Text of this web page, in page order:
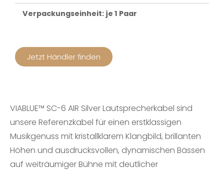
Verpackungseinheit: je 1 Paar
Jetzt Händler finden
VIABLUE™ SC-6 AIR Silver Lautsprecherkabel sind
unsere Referenzkabel für einen erstklassigen
Musikgenuss mit kristallklarem Klangbild, brillanten
Höhen und ausdrucksvollen, dynamischen Bässen
auf weiträumiger Bühne mit deutlicher